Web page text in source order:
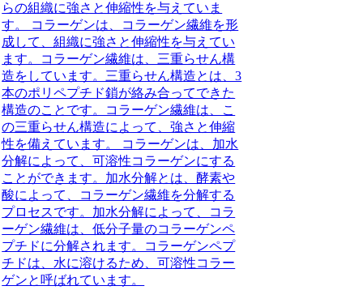
らの組織に強さと伸縮性を与えていま
す。 コラーゲンは、コラーゲン繊維を形
成して、組織に強さと伸縮性を与えてい
ます。コラーゲン繊維は、三重らせん構
造をしています。三重らせん構造とは、3
本のポリペプチド鎖が絡み合ってできた
構造のことです。コラーゲン繊維は、こ
の三重らせん構造によって、強さと伸縮
性を備えています。 コラーゲンは、加水
分解によって、可溶性コラーゲンにする
ことができます。加水分解とは、酵素や
酸によって、コラーゲン繊維を分解する
プロセスです。加水分解によって、コラ
ーゲン繊維は、低分子量のコラーゲンペ
プチドに分解されます。コラーゲンペプ
チドは、水に溶けるため、可溶性コラー
ゲンと呼ばれています。